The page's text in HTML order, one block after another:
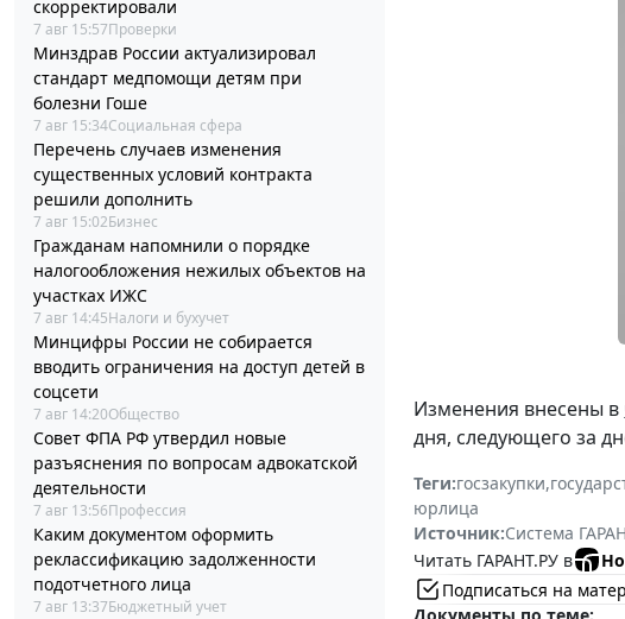
скорректировали
7 авг 15:57Проверки
Минздрав России актуализировал
стандарт медпомощи детям при
болезни Гоше
7 авг 15:34Социальная сфера
Перечень случаев изменения
существенных условий контракта
решили дополнить
7 авг 15:02Бизнес
Гражданам напомнили о порядке
налогообложения нежилых объектов на
участках ИЖС
7 авг 14:45Налоги и бухучет
Минцифры России не собирается
вводить ограничения на доступ детей в
соцсети
7 авг 14:20Общество
Совет ФПА РФ утвердил новые
разъяснения по вопросам адвокатской
деятельности
7 авг 13:56Профессия
Каким документом оформить
реклассификацию задолженности
подотчетного лица
7 авг 13:37Бюджетный учет
Изменения внесены в
дня, следующего за
Теги:госзакупки,
юрлица
Источник:Система
Читать ГАРАНТ.РУ в
Подписаться на